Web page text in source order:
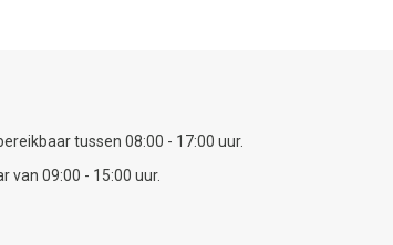
tussen 08:00 - 17:00 uur.
van 09:00 - 15:00 uur.